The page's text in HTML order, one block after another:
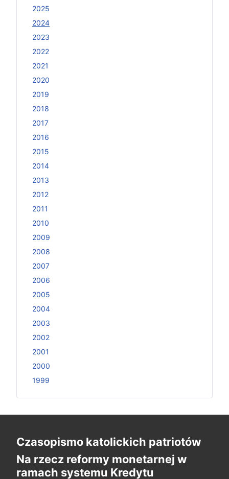
2025
2024
2023
2022
2021
2020
2019
2018
2017
2016
2015
2014
2013
2012
2011
2010
2009
2008
2007
2006
2005
2004
2003
2002
2001
2000
1999
Czasopismo katolickich patriotów
Na rzecz reformy monetarnej w
ramach systemu Kredytu